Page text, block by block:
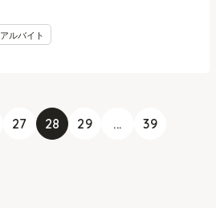
アルバイト
27 28 29 ... 39